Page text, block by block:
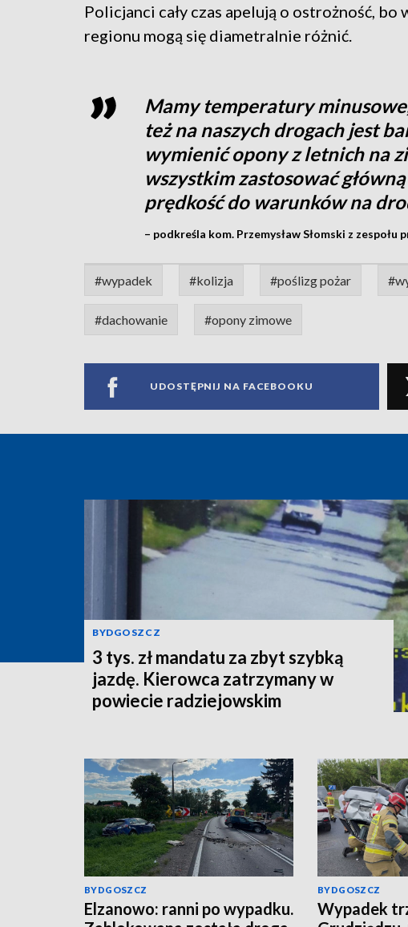
Policjanci cały czas apelują o ostrożność,
regionu mogą się diametralnie różnić.
Mamy temperatury
też na naszych drogach jest
wymienić opony z letnich na
wszystkim zastosować
prędkość do warunków na
– podkreśla kom. Przemysław Słomski z zespołu
#wypadek #kolizja #poślizg pożar
#dachowanie #opony zimowe
UDOSTĘPNIJ NA FACEBOOKU
BYDGOSZCZ
3 tys. zł mandatu za zbyt szybką
jazdę. Kierowca zatrzymany w
powiecie radziejowskim
BYDGOSZCZ
Elzanowo: ranni po wypadku.
BYDGOSZCZ
Wypadek